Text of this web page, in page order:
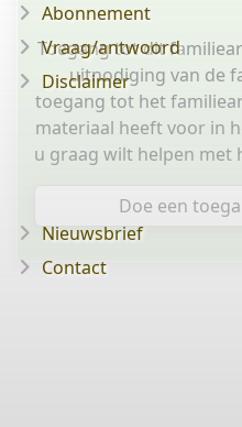
Toegang tot dit
uitnodiging van de
toegang tot het
materiaal heeft voor in
u graag wilt helpen met
Doe een
Abonnement
Vraag/antwoord
Disclaimer
Nieuwsbrief
Contact